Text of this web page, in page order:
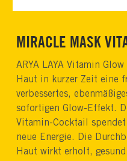
MIRACLE MASK
ARYA LAYA Vitamin
Haut in kurzer Zeit eine
verbessertes,
sofortigen Glow-Effekt.
Vitamin-Cocktail
neue Energie. Die
Haut wirkt erholt,